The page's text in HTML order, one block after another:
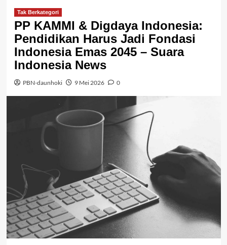
Tak Berkategori
PP KAMMI & Digdaya Indonesia:
Pendidikan Harus Jadi Fondasi
Indonesia Emas 2045 – Suara
Indonesia News
PBN-daunhoki 9 Mei 2026 0